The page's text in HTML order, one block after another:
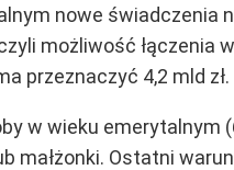
nowe świadczenia
możliwość łączenia
przeznaczyć 4,2 mld zł.
w wieku emerytalnym
małżonki. Ostatni